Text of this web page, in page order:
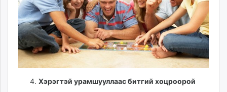
Хэрэгтэй урамшууллаас битгий хоцроорой